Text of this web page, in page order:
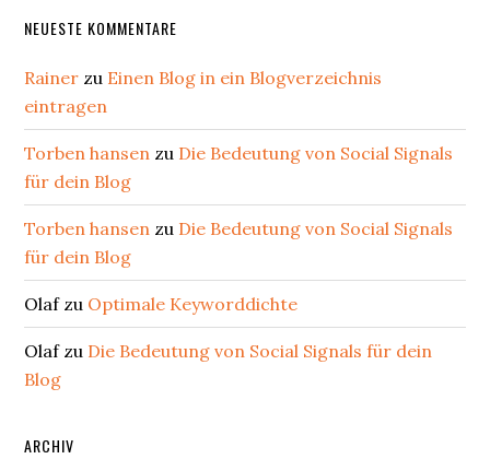
NEUESTE KOMMENTARE
Rainer zu Einen Blog in ein Blogverzeichnis
eintragen
Torben hansen zu Die Bedeutung von Social Signals
für dein Blog
Torben hansen zu Die Bedeutung von Social Signals
für dein Blog
Olafzu Optimale Keyworddichte
Olafzu Die Bedeutung von Social Signals für dein
Blog
ARCHIV